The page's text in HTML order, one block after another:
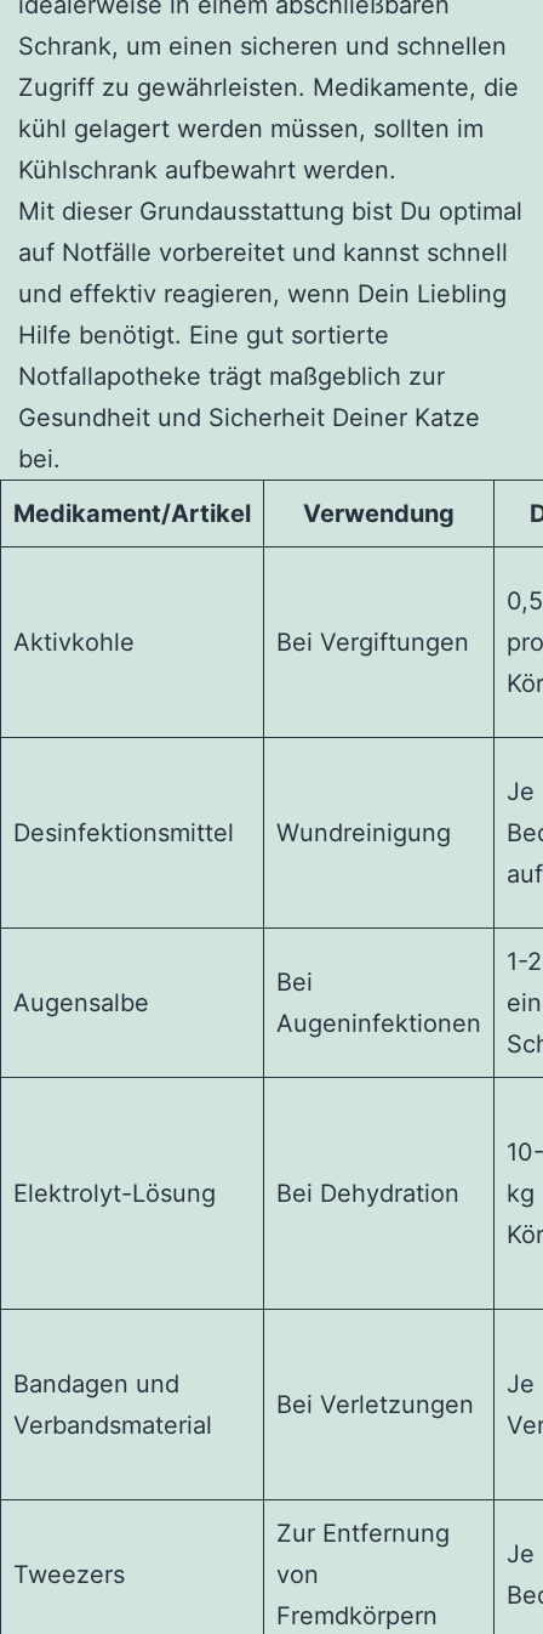
Schrank, um einen sicheren und schnellen
Zugriff zu gewährleisten. Medikamente, die
kühl gelagert werden müssen, sollten im
Kühlschrank aufbewahrt werden.
Mit dieser Grundausstattung bist Du optimal
auf Notfälle vorbereitet und kannst schnell
und effektiv reagieren, wenn Dein Liebling
Hilfe benötigt. Eine gut sortierte
Notfallapotheke trägt maßgeblich zur
Gesundheit und Sicherheit Deiner Katze
bei.
Medikament/Artikel
Verwendung
Aktivkohle Bei Vergiftungen
Desinfektionsmittel Wundreinigung
Je
Augensalbe
Bei
Augeninfektionen
1-
Elektrolyt-Lösung Bei Dehydration
kg
Bandagen und
Verbandsmaterial
Bei Verletzungen
Je
Tweezers
Zur Entfernung
von
Fremdkörpern
Je